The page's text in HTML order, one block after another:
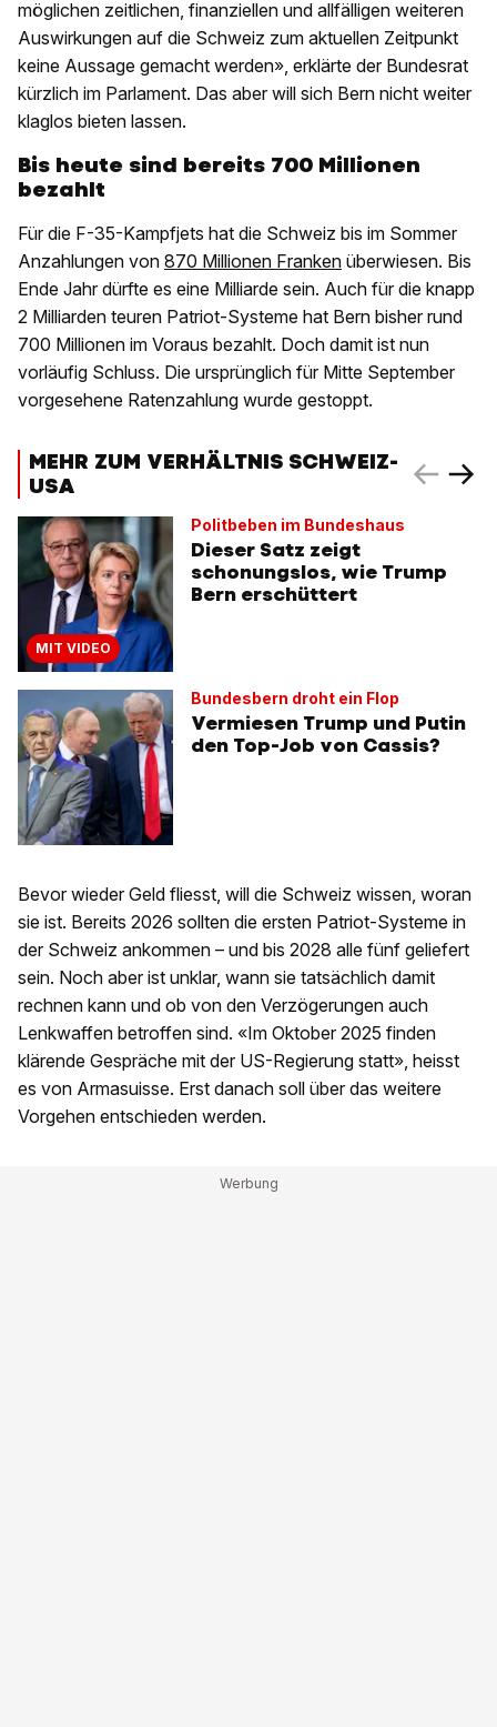
möglichen zeitlichen, finanziellen und allfälligen weiteren
Auswirkungen auf die Schweiz zum aktuellen Zeitpunkt
keine Aussage gemacht werden», erklärte der Bundesrat
kürzlich im Parlament. Das aber will sich Bern nicht weiter
klaglos bieten lassen.
Bis heute sind bereits 700 Millionen
bezahlt
Für die F-35-Kampfjets hat die Schweiz bis im Sommer
Anzahlungen von 870 Millionen Franken überwiesen. Bis
Ende Jahr dürfte es eine Milliarde sein. Auch für die knapp
2 Milliarden teuren Patriot-Systeme hat Bern bisher rund
700 Millionen im Voraus bezahlt. Doch damit ist nun
vorläufig Schluss. Die ursprünglich für Mitte September
vorgesehene Ratenzahlung wurde gestoppt.
MEHR ZUM VERHÄLTNIS SCHWEIZ-
USA
MIT VIDEO
Politbeben im Bundeshaus
Dieser Satz zeigt
schonungslos, wie Trump
Bern erschüttert
Bundesbern droht ein Flop
Vermiesen Trump und Putin
den Top-Job von Cassis?
Bevor wieder Geld fliesst, will die Schweiz wissen, woran
sie ist. Bereits 2026 sollten die ersten Patriot-Systeme in
der Schweiz ankommen – und bis 2028 alle fünf geliefert
sein. Noch aber ist unklar, wann sie tatsächlich damit
rechnen kann und ob von den Verzögerungen auch
Lenkwaffen betroffen sind. «Im Oktober 2025 finden
klärende Gespräche mit der US-Regierung statt», heisst
es von Armasuisse. Erst danach soll über das weitere
Vorgehen entschieden werden.